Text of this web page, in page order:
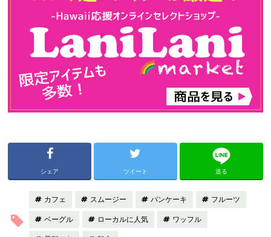
シェア ツイート 送る
カフェ スムージー パンケーキ フルーツ
ベーグル ローカルに人気 ワッフル